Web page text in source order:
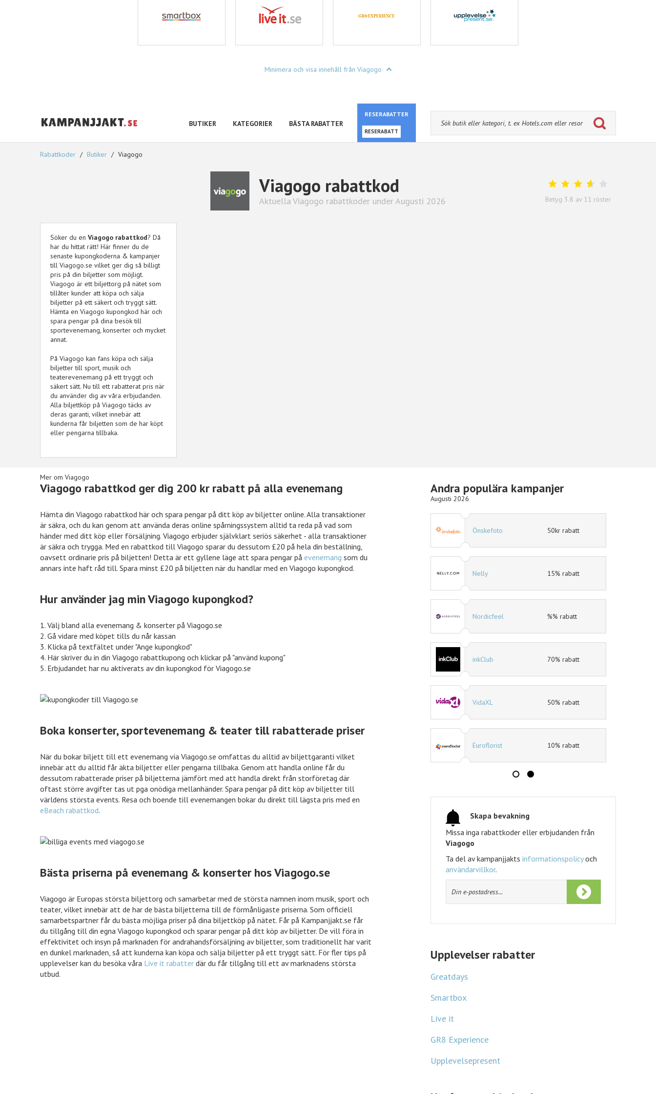
Minimera och visa innehåll från Viagogo
BUTIKER KATEGORIER BÄSTA RABATTER
RESERABATTER
RESERABATT
Rabattkoder Butiker Viagogo
Betyg 3.8 av 11 röster
Viagogo rabattkod
Aktuella Viagogo rabattkoder under Augusti 2026
Söker du enViagogo rabattkod? Då
har du hittat rätt! Här finner du de
senaste kupongkoderna & kampanjer
till Viagogo.se vilket ger dig så billigt
pris på din biljetter som möjligt.
Viagogo är ett biljettorg på nätet som
tillåter kunder att köpa och sälja
biljetter på ett säkert och tryggt sätt.
Hämta en Viagogo kupongkod här och
spara pengar på dina besök till
sportevenemang, konserter och mycket
annat.
På Viagogo kan fans köpa och sälja
biljetter till sport, musik och
teaterevenemang på ett tryggt och
säkert sätt. Nu till ett rabatterat pris när
du använder dig av våra erbjudanden.
Alla biljettköp på Viagogo täcks av
deras garanti, vilket innebär att
kunderna får biljetten som de har köpt
eller pengarna tillbaka.
Mer om Viagogo
Viagogo rabattkod ger dig 200 kr rabatt på alla evenemang
Hämta din Viagogo rabattkod här och spara pengar på ditt köp av biljetter online. Alla transaktioner
är säkra, och du kan genom att använda deras online spårningssystem alltid ta reda på vad som
händer med ditt köp eller försäljning. Viagogo erbjuder självklart seriös säkerhet - alla transaktioner
är säkra och trygga. Med en rabattkod till Viagogo sparar du dessutom £20 på hela din beställning,
oavsett ordinarie pris på biljetten! Detta är ett gyllene läge att spara pengar påevenemang som du
annars inte haft råd till. Spara minst £20 på biljetten när du handlar med en Viagogo kupongkod.
Hur använder jag min Viagogo kupongkod?
1. Välj bland alla evenemang & konserter på Viagogo.se
2. Gå vidare med köpet tills du når kassan
3. Klicka på textfältet under "Ange kupongkod"
4. Här skriver du in din Viagogo rabattkupong och klickar på "använd kupong"
5. Erbjudandet har nu aktiverats av din kupongkod för Viagogo.se
Boka konserter, sportevenemang & teater till rabatterade priser
När du bokar biljett till ett evenemang via Viagogo.se omfattas du alltid av biljettgaranti vilket
innebär att du alltid får äkta biljetter eller pengarna tillbaka. Genom att handla online får du
dessutom rabatterade priser på biljetterna jämfört med att handla direkt från storföretag där
oftast större avgifter tas ut pga onödiga mellanhänder. Spara pengar på ditt köp av biljetter till
världens största events. Resa och boende till evenemangen bokar du direkt till lägsta pris med en
eBeach rabattkod.
Bästa priserna på evenemang & konserter hos Viagogo.se
Viagogo är Europas största biljettorg och samarbetar med de största namnen inom musik, sport och
teater, vilket innebär att de har de bästa biljetterna till de förmånligaste priserna. Som officiell
samarbetspartner får du bästa möjliga priser på dina biljettköp på nätet. Får på Kampanjjakt.se får
du tillgång till din egna Viagogo kupongkod och sparar pengar på ditt köp av biljetter. De vill föra in
effektivitet och insyn på marknaden för andrahandsförsäljning av biljetter, som traditionellt har varit
en dunkel marknaden, så att kunderna kan köpa och sälja biljetter på ett tryggt sätt. För fler tips på
upplevelser kan du besöka våra Live it rabatter där du får tillgång till ett av marknadens största
utbud.
Andra populära kampanjer
Augusti 2026
50kr rabatt
15% rabatt
70% rabatt
50% rabatt
Hotels.com 10% rabatt
Ellos 15% rabatt
Mat.se 30% rabatt
Jotex
Tidningskungen
Tidningskungen rabatt
Önskefoto
Nelly
10% rabatt
15% rabatt
30% rabatt
40% rabatt
10% rabatt
Tidningskungen rabatt
Skapa bevakning
Missa inga rabattkoder eller erbjudanden från
Viagogo
informationspolicyoch
användarvillkor.
Upplevelser rabatter
Greatdays
Smartbox
Live it
GR8 Experience